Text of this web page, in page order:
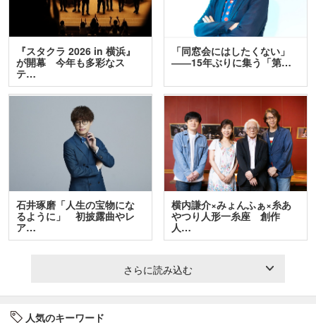
『スタクラ 2026 in 横浜』
が開幕 今年も多彩なス
テ…
「同窓会にはしたくない」
――15年ぶりに集う「第…
石井琢磨「人生の宝物にな
るように」 初披露曲やレ
ア…
横内謙介×みょんふぁ×糸あ
やつり人形一糸座 創作
人…
さらに読み込む
人気のキーワード